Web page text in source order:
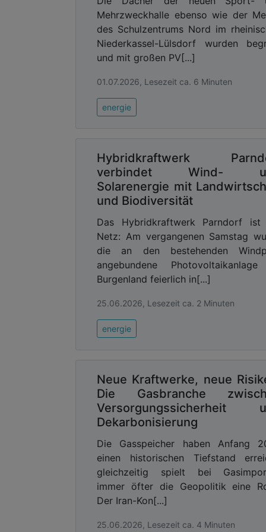
Wupperverbands die Wipper im
Pegels sowie im Bereich Böswipper
In Wuppertal-Kohlfurth erfolgt eine
Knick im Flusslauf. Auch hier
Die Anpassung an Folgen des
Neu gestartet ist das Projekt
Solingen, Remscheid und dem
2029 hat das Ziel, mit Hilfe
kommunalen Bauleit- und
Extreme wie Hitze und Trockenheit
Das Projekt Bergisches
Forschungsprojekt abgeschlossen
von KI für deutlich schnellere und
war erfolgreich und wird weitergehen,
Jahreshälfte 2026 sollen Dashboard
Talsperrenmanagement an
Talsperren das Ökosystem Fluss
mit ihren zunehmenden Extremen von
der Wupperverband durch eine
Seine Strategie besteht darin,
am Oberlauf der Wupper und der
Sommerretentionsraum kann bei
Regenereignis situativ vergrößert
Andererseits bedeutet weniger
muss. Somit kann – wenn es nicht
Mehrzweckhalle ebenso wie der
des Schulzentrums Nord im
Niederkassel-Lülsdorf wurden
und mit großen PV[...]
01.07.2026, Lesezeit ca. 6 Minuten
energie
Hybridkraftwerk
verbindet Wind-
Solarenergie mit
und Biodiversität
Das Hybridkraftwerk Parndorf ist
Netz: Am vergangenen Samstag
die an den bestehenden
angebundene
Burgenland feierlich in[...]
25.06.2026, Lesezeit ca. 2 Minuten
energie
Neue Kraftwerke, neue
Die Gasbranche
Versorgungssicherheit
Dekarbonisierung
Die Gasspeicher haben Anfang
einen historischen Tiefstand
gleichzeitig spielt bei
immer öfter die Geopolitik eine
Der Iran-Kon[...]
25.06.2026, Lesezeit ca. 4 Minuten